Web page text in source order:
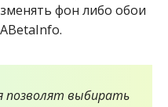
фон либо обои
позволят выбирать